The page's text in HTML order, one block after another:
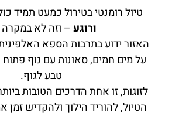
טיול רומנטי בטירול כמעט תמיד
ורוגע – וזה לא
האזור ידוע בתרבות הספא
על מים חמים, סאונות עם נוף פתוח
טבע לגוף.
לזוגות, זו אחת הדרכים הטובות
הטיול, להוריד הילוך ולהקדיש זמן